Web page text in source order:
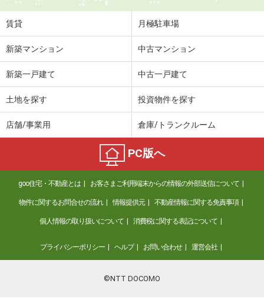
賃貸 月極駐車場
新築マンション 中古マンション
新築一戸建て 中古一戸建て
土地を探す 投資物件を探す
店舗/事業用 倉庫/トランクルーム
PC版へ
goo住宅・不動産とは お客さまご利用端末からの情報の外部送信について
物件に関するお問合せの流れ 情報提供元 不動産情報に関する免責事項
個人情報の取り扱いについて 消費税に関する表記について
プライバシーポリシー ヘルプ お問い合わせ 運営会社
©NTT DOCOMO